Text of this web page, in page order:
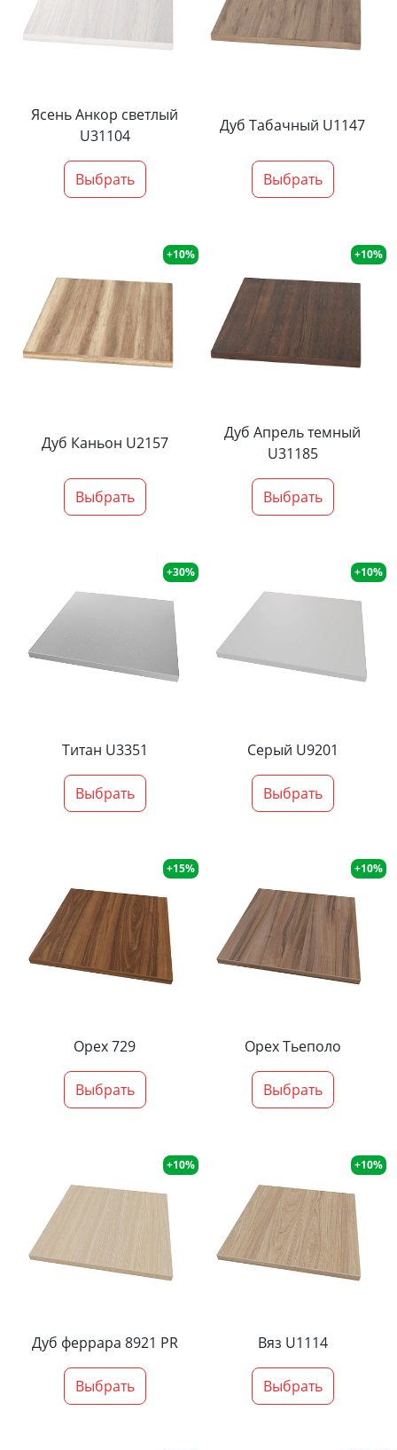
Ясень Анкор светлый
U31104
Выбрать
Дуб Табачный U1147
Выбрать
+10%
Дуб Каньон U2157
Выбрать
+10%
Дуб Апрель темный
U31185
Выбрать
+30%
Титан U3351
Выбрать
+10%
Серый U9201
Выбрать
+15%
Орех 729
Выбрать
+10%
Орех Тьеполо
Выбрать
+10%
Дуб феррара 8921 PR
Выбрать
+10%
Вяз U1114
Выбрать